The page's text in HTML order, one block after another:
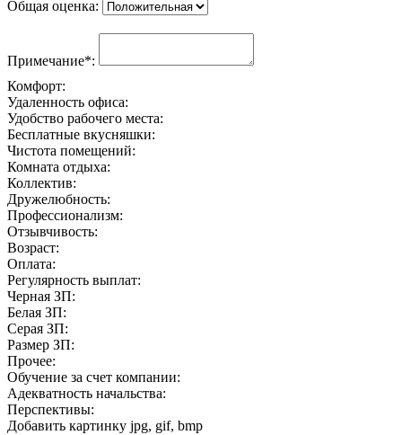
Общая оценка:
Примечание*:
Комфорт:
Удаленность офиса:
Удобство рабочего места:
Бесплатные вкусняшки:
Чистота помещений:
Комната отдыха:
Коллектив:
Дружелюбность:
Профессионализм:
Отзывчивость:
Возраст:
Оплата:
Регулярность выплат:
Черная ЗП:
Белая ЗП:
Серая ЗП:
Размер ЗП:
Прочее:
Обучение за счет компании:
Адекватность начальства:
Перспективы:
Добавить картинку jpg, gif, bmp